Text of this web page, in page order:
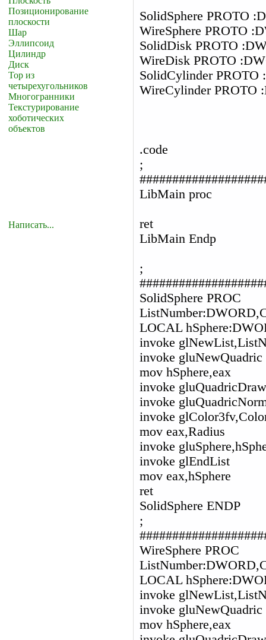
Позиционирование
плоскости
Шар
Эллипсоид
Цилиндр
Диск
Тор из
четырехугольников
Многогранники
Текстурирование
хоботических
объектов
Написать...
SolidSphere PROTO
WireSphere PROTO
SolidDisk PROTO
WireDisk PROTO
SolidCylinder
WireCylinder PROTO
.code
;
LibMain proc
ret
LibMain Endp
;
SolidSphere PROC
LOCAL
invoke
invoke gluNewQuadric
mov hSphere,eax
invoke
invoke
invoke
mov eax,Radius
invoke
invoke glEndList
mov eax,hSphere
ret
SolidSphere ENDP
;
WireSphere PROC
LOCAL
invoke
invoke gluNewQuadric
mov hSphere,eax